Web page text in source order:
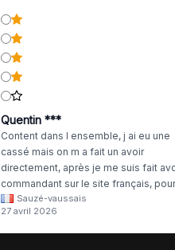
Quentin ***
Content dans l ensemble, j ai eu une
cassé mais on m a fait un avoir
directement, après je me suis fait
commandant sur le site français,
il était évident que les produits était
même langue mais raté tout est en
anglais.
Sauzé-vaussais
27 avril 2026